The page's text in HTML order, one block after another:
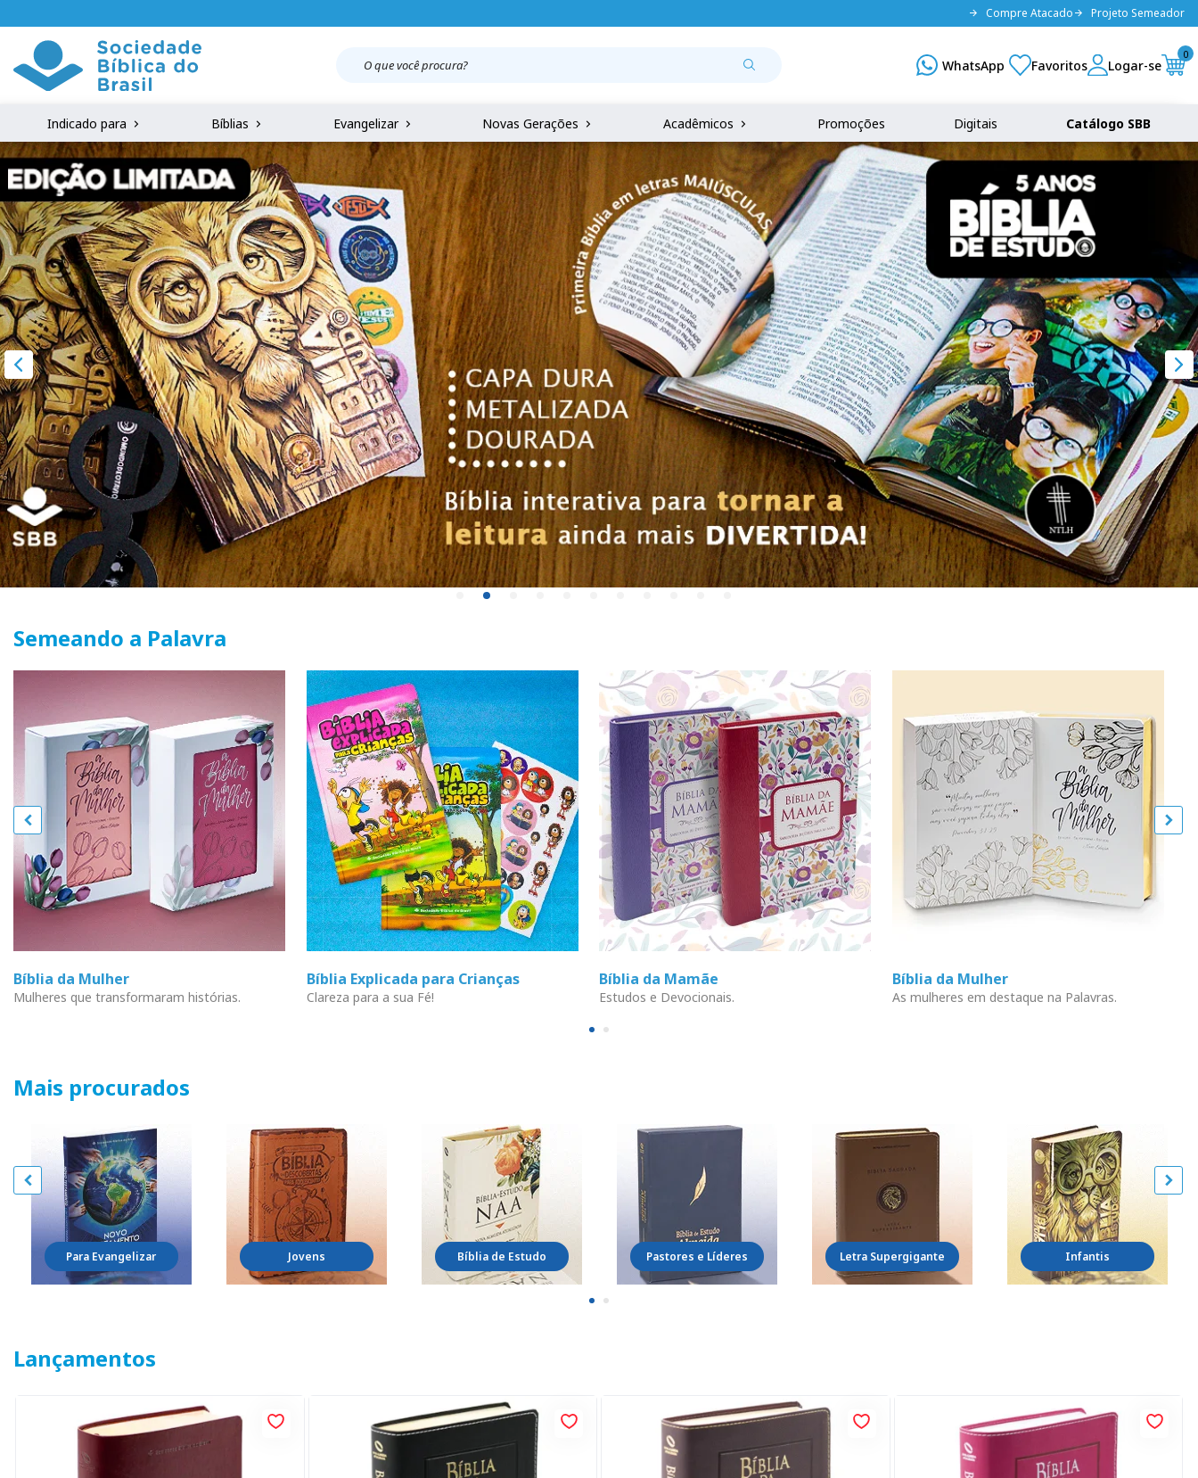
Compre Atacado Projeto Semeador
0
Indicado para Bíblias Evangelizar Novas Gerações Acadêmicos Promoções Digitais Catálogo SBB
Semeando a Palavra
Bíblia da Mulher
Mulheres que transformaram histórias.
Bíblia Explicada para Crianças
Clareza para a sua Fé!
Bíblia da Mamãe
Estudos e Devocionais.
Bíblia da Mulher
As mulheres em destaque na Palavras.
Mais procurados
Para Evangelizar Jovens Bíblia de Estudo Pastores e Líderes Letra Supergigante Infantis
Lançamentos